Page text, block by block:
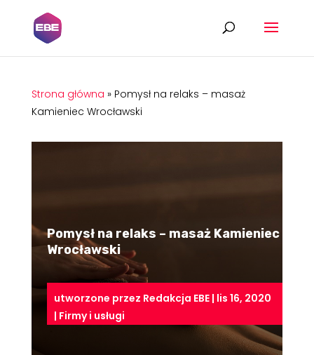
Strona główna » Pomysł na relaks – masaż
Kamieniec Wrocławski
Pomysł na relaks – masaż Kamieniec
Wrocławski
utworzone przez Redakcja EBE | lis 16, 2020
| Firmy i usługi